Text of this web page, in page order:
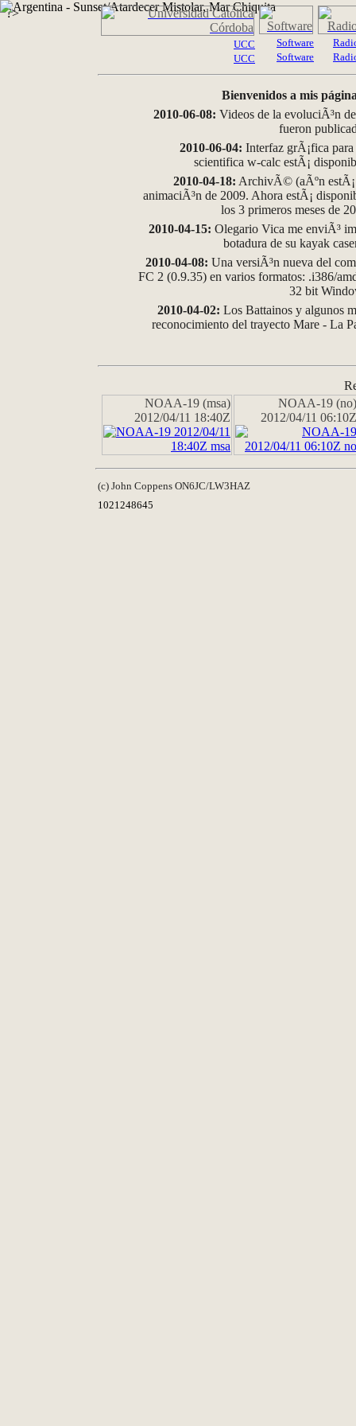
?>
UCC
UCC
Software
Software
Bienvenidos a mis
2010-06-08: Videos de la evoluciÃ³n
fueron
2010-06-04: Interfaz grÃ¡fica
scientifica w-calc estÃ¡
2010-04-18: ArchivÃ© (aÃºn
animaciÃ³n de 2009. Ahora estÃ¡
los 3 primeros meses de
2010-04-15: Olegario Vica me enviÃ³
botadura de su kayak
2010-04-08: Una versiÃ³n nueva del
FC 2 (0.9.35) en varios formatos: .i386/
32 bit
2010-04-02: Los Battainos y algunos
reconocimiento del trayecto Mare - La
NOAA-19 (msa)
2012/04/11 18:40Z
NOAA-19 (no)
2012/04/11 06:10Z
(c) John Coppens ON6JC/LW3HAZ
1021248645